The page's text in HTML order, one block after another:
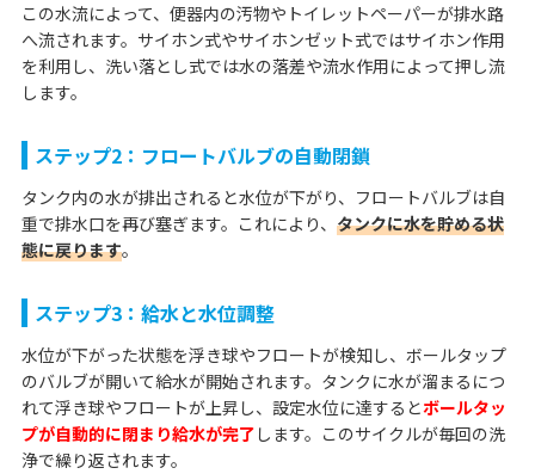
この水流によって、便器内の汚物やトイレットペーパーが排水路
へ流されます。サイホン式やサイホンゼット式ではサイホン作用
を利用し、洗い落とし式では水の落差や流水作用によって押し流
します。
ステップ2：フロートバルブの自動閉鎖
タンク内の水が排出されると水位が下がり、フロートバルブは自
重で排水口を再び塞ぎます。これにより、 タンクに水を貯める状
態に戻ります。
ステップ3：給水と水位調整
水位が下がった状態を浮き球やフロートが検知し、ボールタップ
のバルブが開いて給水が開始されます。タンクに水が溜まるにつ
れて浮き球やフロートが上昇し、設定水位に達するとボールタッ
プが自動的に閉まり給水が完了 します。このサイクルが毎回の洗
浄で繰り返されます。